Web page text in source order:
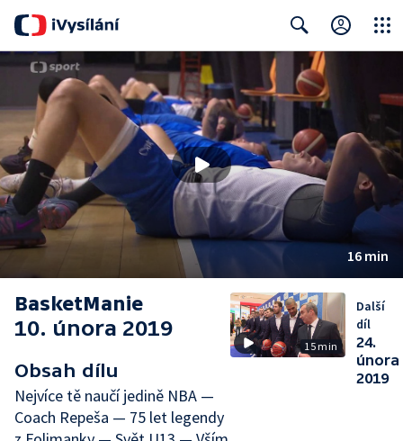
Search
16 min
BasketManie
10. února 2019
Obsah dílu
Nejvíce tě naučí jedině NBA —
Coach Repeša — 75 let legendy
15 min
Další
díl
24.
února
2019